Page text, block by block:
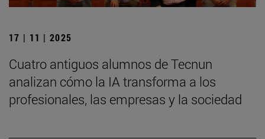
17 | 11 | 2025
Cuatro antiguos alumnos de Tecnun
analizan cómo la IA transforma a los
profesionales, las empresas y la sociedad